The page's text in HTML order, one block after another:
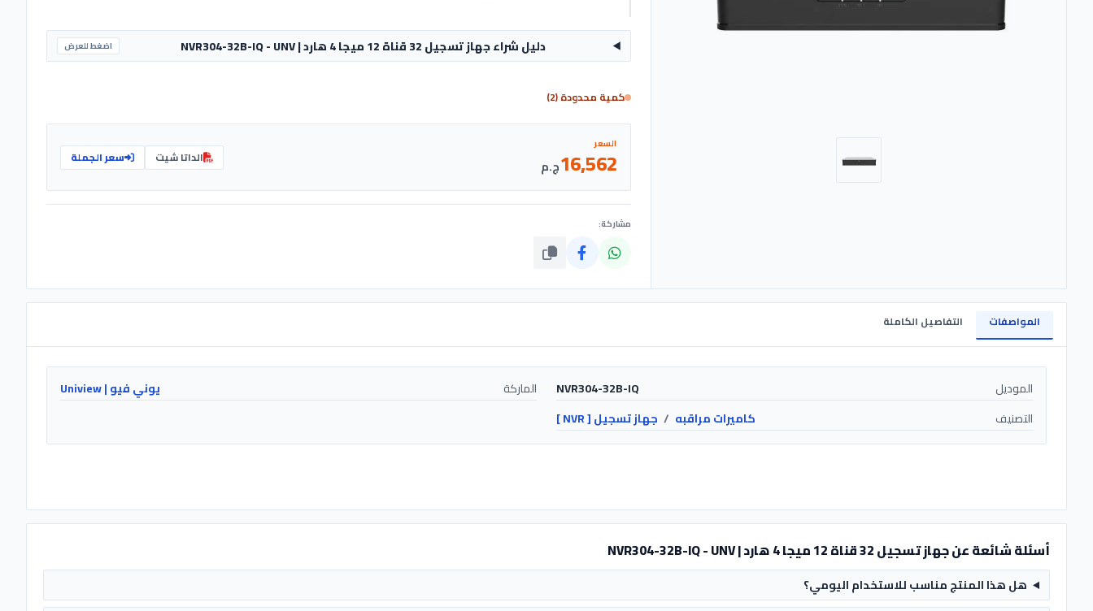
دليل شراء جهاز تسجيل 32 قناة 12 ميجا 4 هارد | NVR304-32B-IQ - UNV اضغط للعرض
كمية محدودة (2)
السعر
16,562ج.م الداتا شيت سعر الجملة
مشاركة:
المواصفات التفاصيل الكاملة
الموديل NVR304-32B-IQ الماركة
يوني فيو | Uniview
التصنيف
كاميرات مراقبه / جهاز تسجيل [ NVR ]
أسئلة شائعة عن جهاز تسجيل 32 قناة 12 ميجا 4 هارد | NVR304-32B-IQ - UNV
هل هذا المنتج مناسب للاستخدام اليومي؟